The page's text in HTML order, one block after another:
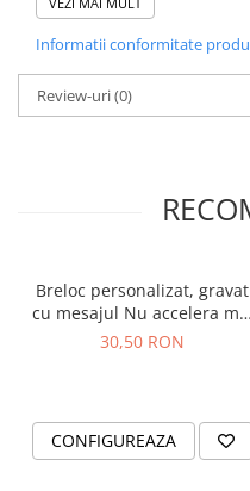
de noi.
https://www.facebook.com/
Informatii conformitate
Review-uri(0)
Breloc personalizat, gravat
cu mesajul Nu accelera mai
tare decat ingerul tau poate
30,50 RON
CONFIGUREAZA